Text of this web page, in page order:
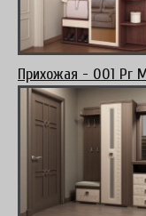
Прихожая - 001 Pr